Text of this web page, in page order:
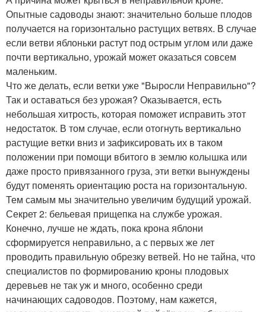
Опытные садоводы знают: значительно больше плодов
получается на горизонтально растущих ветвях. В случае
если ветви яблоньки растут под острым углом или даже
почти вертикально, урожай может оказаться совсем
маленьким.
Что же делать, если ветки уже "Выросли Неправильно"?
Так и оставаться без урожая? Оказывается, есть
небольшая хитрость, которая поможет исправить этот
недостаток. В том случае, если отогнуть вертикально
растущие ветки вниз и зафиксировать их в таком
положении при помощи вбитого в землю колышка или
даже просто привязанного груза, эти ветки вынуждены
будут поменять ориентацию роста на горизонтальную.
Тем самым мы значительно увеличим будущий урожай.
Секрет 2: бельевая прищепка на службе урожая.
Конечно, лучше не ждать, пока крона яблони
сформируется неправильно, а с первых же лет
проводить правильную обрезку ветвей. Но не тайна, что
специалистов по формированию кроны плодовых
деревьев не так уж и много, особенно среди
начинающих садоводов. Поэтому, нам кажется,